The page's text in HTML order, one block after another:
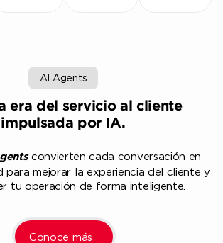
AI Agents
era del servicio al cliente
impulsada por IA.
convierten cada conversación en
para mejorar la experiencia del cliente y
tu operación de forma inteligente.
Conoce más